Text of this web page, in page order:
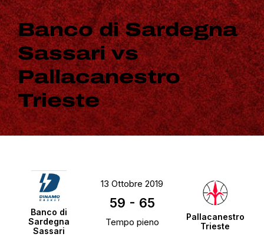
Banco di Sardegna
Sassari vs
Pallacanestro
Trieste
Banco di
Sardegna
Sassari
Pallacanestro
Trieste
13 Ottobre 2019
59 - 65
Tempo pieno